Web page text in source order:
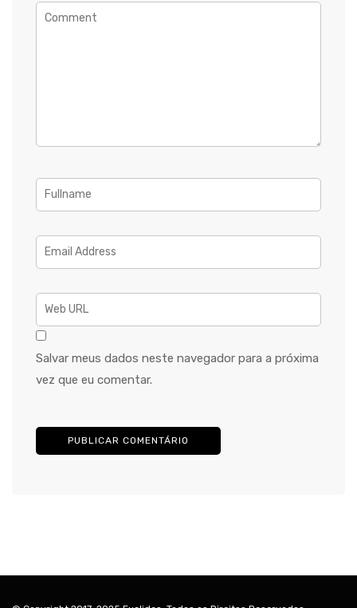
Salvar meus dados neste navegador para a próxima
vez que eu comentar.